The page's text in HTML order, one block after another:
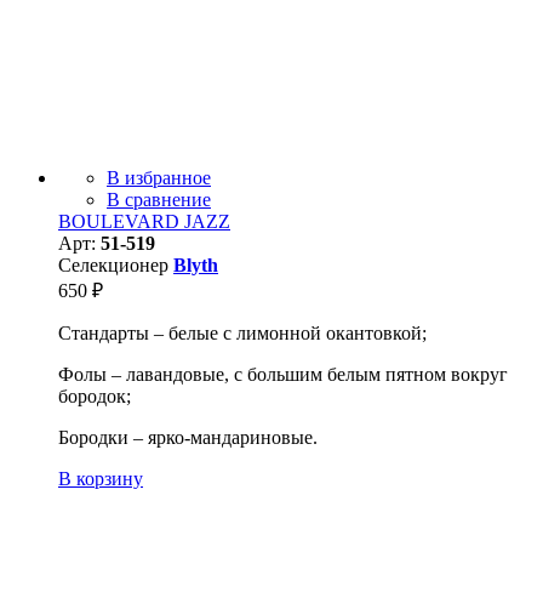
В избранное
В сравнение
BOULEVARD JAZZ
Арт: 51-519
Селекционер Blyth
650 ₽
Стандарты – белые с лимонной окантовкой;
Фолы – лавандовые, с большим белым пятном вокруг
бородок;
Бородки – ярко-мандариновые.
В корзину